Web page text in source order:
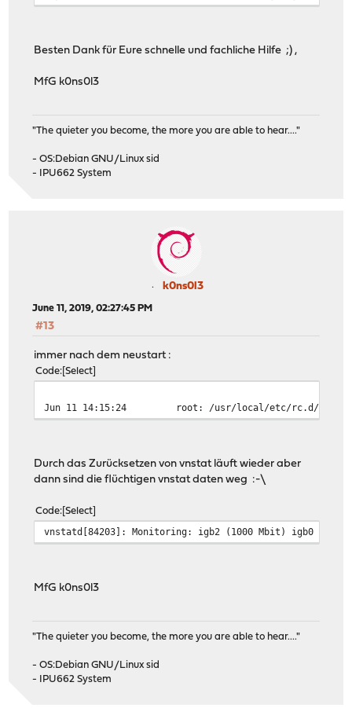
Besten Dank für Eure schnelle und fachliche Hilfe ;) ,
MfG k0ns0l3
"The quieter you become, the more you are able to hear...."
- OS:Debian GNU/Linux sid
- IPU662 System
k0ns0l3
June 11, 2019, 02:27:45 PM
#13
immer nach dem neustart :
Code Select
Jun 11 14:15:24 root: /usr/local/etc/rc.d/
Durch das Zurücksetzen von vnstat läuft wieder aber
dann sind die flüchtigen vnstat daten weg :-\
Code Select
vnstatd[84203]: Monitoring: igb2 (1000 Mbit) igb0
MfG k0ns0l3
"The quieter you become, the more you are able to hear...."
- OS:Debian GNU/Linux sid
- IPU662 System